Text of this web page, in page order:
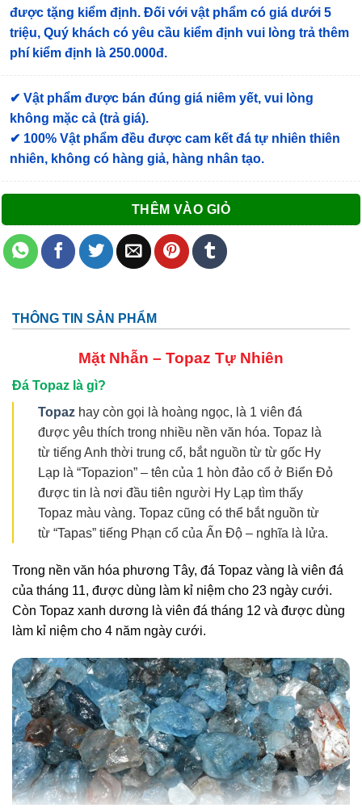
được tặng kiểm định. Đối với vật phẩm có giá dưới 5
triệu, Quý khách có yêu cầu kiểm định vui lòng trả thêm
phí kiểm định là 250.000đ.
✔ Vật phẩm được bán đúng giá niêm yết, vui lòng
không mặc cả (trả giá).
✔ 100% Vật phẩm đều được cam kết đá tự nhiên thiên
nhiên, không có hàng giả, hàng nhân tạo.
THÊM VÀO GIỎ
THÔNG TIN SẢN PHẨM
Mặt Nhẫn – Topaz Tự Nhiên
Đá Topaz là gì?
Topaz hay còn gọi là hoàng ngọc, là 1 viên đá
được yêu thích trong nhiều nền văn hóa. Topaz là
từ tiếng Anh thời trung cổ, bắt nguồn từ từ gốc Hy
Lạp là “Topazion” – tên của 1 hòn đảo cổ ở Biển Đỏ
được tin là nơi đầu tiên người Hy Lạp tìm thấy
Topaz màu vàng. Topaz cũng có thể bắt nguồn từ
từ “Tapas” tiếng Phạn cổ của Ấn Độ – nghĩa là lửa.
Trong nền văn hóa phương Tây, đá Topaz vàng là viên đá
của tháng 11, được dùng làm kỉ niệm cho 23 ngày cưới.
Còn Topaz xanh dương là viên đá tháng 12 và được dùng
làm kỉ niệm cho 4 năm ngày cưới.